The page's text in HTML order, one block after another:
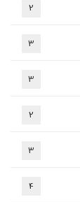
2
3
3
2
3
4